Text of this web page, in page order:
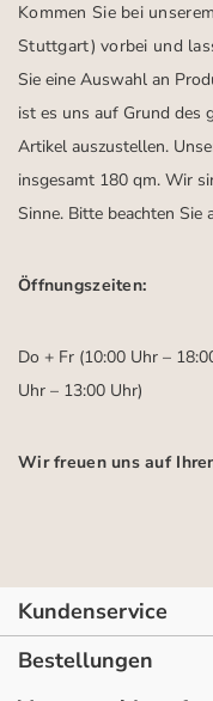
Kommen Sie bei unserem
Stuttgart) vorbei und
Sie eine Auswahl an
ist es uns auf Grund des
Artikel auszustellen.
insgesamt 180 qm. Wir
Sinne. Bitte beachten Sie
Öffnungszeiten:
Do + Fr (10:00 Uhr –
Uhr – 13:00 Uhr)
Wir freuen uns auf
Kundenservice
Bestellungen